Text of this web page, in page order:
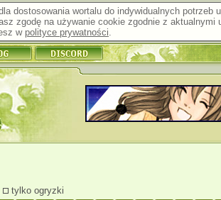
dostosowania wortalu do indywidualnych potrzeb
zgodę na używanie cookie zgodnie z aktualnymi
w polityce prywatności.
tylko ogryzki